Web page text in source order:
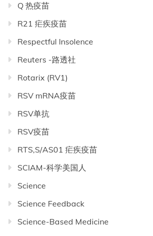
Q 热疫苗
R21 疟疾疫苗
Respectful Insolence
Reuters -路透社
Rotarix (RV1)
RSV mRNA疫苗
RSV单抗
RSV疫苗
RTS,S/AS01 疟疾疫苗
SCIAM-科学美国人
Science
Science Feedback
Science-Based Medicine